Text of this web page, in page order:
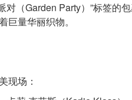
对（Garden Party）”标签的
巨量华丽织物。
现场：